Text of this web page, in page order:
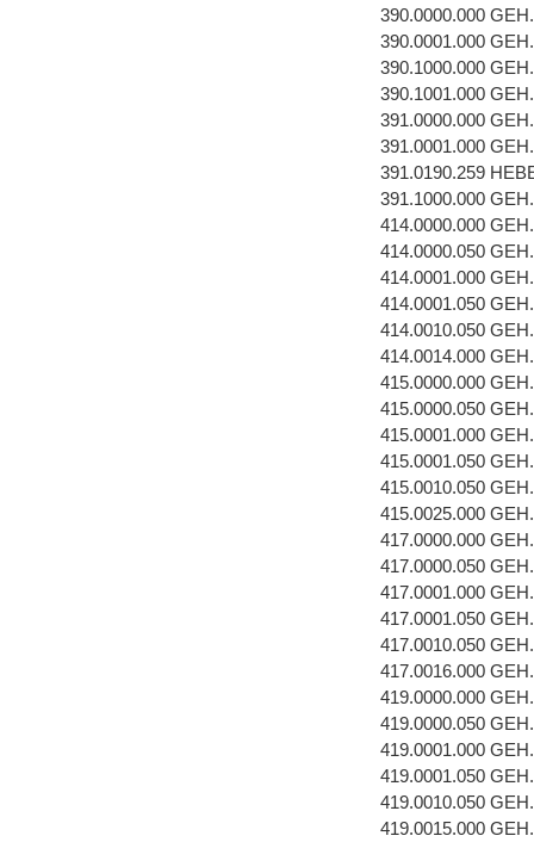
390.0000.000
390.0001.000
390.1000.000
390.1001.000
391.0000.000
391.0001.000
391.0190.259
391.1000.000
414.0000.000
414.0000.050
414.0001.000
414.0001.050
414.0010.050
414.0014.000
415.0000.000
415.0000.050
415.0001.000
415.0001.050
415.0010.050
415.0025.000
417.0000.000
417.0000.050
417.0001.000
417.0001.050
417.0010.050
417.0016.000
419.0000.000
419.0000.050
419.0001.000
419.0001.050
419.0010.050
419.0015.000